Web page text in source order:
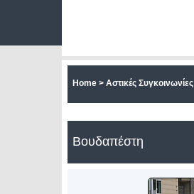
Home >Αστικές Συγκοινωνίες
Βουδαπέστη